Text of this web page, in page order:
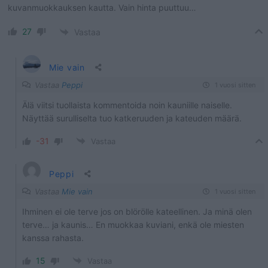
kuvanmuokkauksen kautta. Vain hinta puuttuu…
27 Vastaa
Mie vain
Vastaa Peppi
Älä viitsi tuollaista kommentoida noin kauniille naiselle.
Näyttää surulliselta tuo katkeruuden ja kateuden määrä.
-31 Vastaa
Peppi
Vastaa Mie vain
Ihminen ei ole terve jos on blörölle kateellinen. Ja minä olen
terve… ja kaunis… En muokkaa kuviani, enkä ole miesten
kanssa rahasta.
15 Vastaa